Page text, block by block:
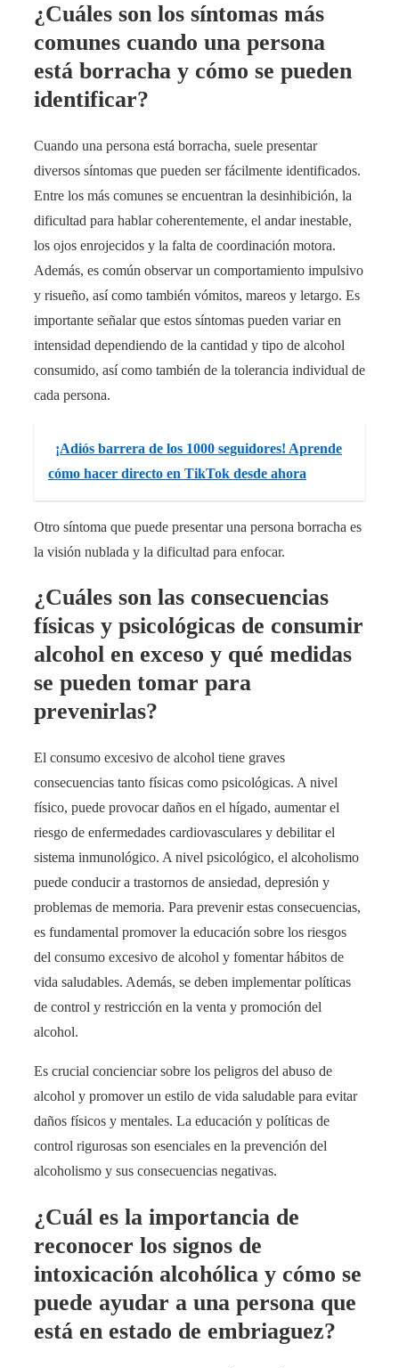
¿Cuáles son los síntomas más
comunes cuando una persona
está borracha y cómo se pueden
identificar?
Cuando una persona está borracha, suele presentar
diversos síntomas que pueden ser fácilmente identificados.
Entre los más comunes se encuentran la desinhibición, la
dificultad para hablar coherentemente, el andar inestable,
los ojos enrojecidos y la falta de coordinación motora.
Además, es común observar un comportamiento impulsivo
y risueño, así como también vómitos, mareos y letargo. Es
importante señalar que estos síntomas pueden variar en
intensidad dependiendo de la cantidad y tipo de alcohol
consumido, así como también de la tolerancia individual de
cada persona.
¡Adiós barrera de los 1000 seguidores! Aprende
cómo hacer directo en TikTok desde ahora
Otro síntoma que puede presentar una persona borracha es
la visión nublada y la dificultad para enfocar.
¿Cuáles son las consecuencias
físicas y psicológicas de consumir
alcohol en exceso y qué medidas
se pueden tomar para
prevenirlas?
El consumo excesivo de alcohol tiene graves
consecuencias tanto físicas como psicológicas. A nivel
físico, puede provocar daños en el hígado, aumentar el
riesgo de enfermedades cardiovasculares y debilitar el
sistema inmunológico. A nivel psicológico, el alcoholismo
puede conducir a trastornos de ansiedad, depresión y
problemas de memoria. Para prevenir estas consecuencias,
es fundamental promover la educación sobre los riesgos
del consumo excesivo de alcohol y fomentar hábitos de
vida saludables. Además, se deben implementar políticas
de control y restricción en la venta y promoción del
alcohol.
Es crucial concienciar sobre los peligros del abuso de
alcohol y promover un estilo de vida saludable para evitar
daños físicos y mentales. La educación y políticas de
control rigurosas son esenciales en la prevención del
alcoholismo y sus consecuencias negativas.
¿Cuál es la importancia de
reconocer los signos de
intoxicación alcohólica y cómo se
puede ayudar a una persona que
está en estado de embriaguez?